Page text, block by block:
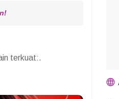
terkuat:.